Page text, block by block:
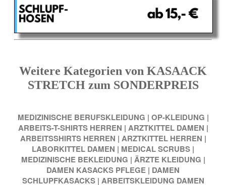
Weitere Kategorien von KASAACK
STRETCH zum SONDERPREIS
MEDIZINISCHE BERUFSKLEIDUNG | OP-KLEIDUNG |
ARBEITS-T-SHIRTS HERREN | ARZTKITTEL DAMEN |
ARBEITSSHIRTS HERREN | ARZTKITTEL HERREN |
LABORKITTEL DAMEN | MEDICAL SCRUBS |
MEDIZINISCHE BEKLEIDUNG | ÄRZTE KLEIDUNG |
DAMEN KASACKS PFLEGE | DAMEN
SCHLUPFKASACKS | ARBEITSKLEIDUNG DAMEN